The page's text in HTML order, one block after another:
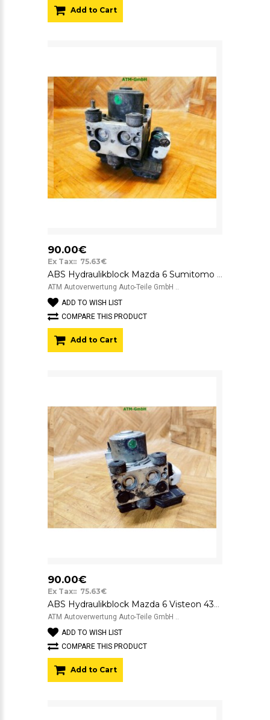
Add to Cart
90.00€
Ex Tax:: 75.63€
ABS Hydraulikblock Mazda 6 Sumitomo Visteon ASC-ECU-56-2W-C 437-0061 2F17C
ATM Autoverwertung Auto-Teile GmbH ..
ADD TO WISH LIST
COMPARE THIS PRODUCT
Add to Cart
90.00€
Ex Tax:: 75.63€
ABS Hydraulikblock Mazda 6 Visteon 437-0772
ATM Autoverwertung Auto-Teile GmbH ..
ADD TO WISH LIST
COMPARE THIS PRODUCT
Add to Cart